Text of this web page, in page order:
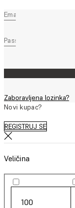
Zaboravljena lozinka?
Novi kupac?
REGISTRUJ SE
Veličina
100